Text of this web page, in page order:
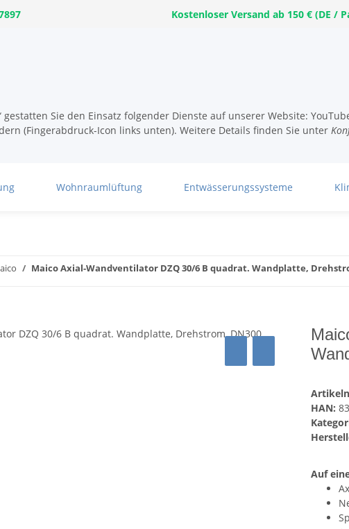
Kostenloser Versand ab 150 € (DE /
Sie den Einsatz folgender Dienste auf unserer Website:
(Fingerabdruck-Icon links unten). Weitere Details finden Sie unter
Wohnraumlüftung Entwässerungssysteme
Maico Axial-Wandventilator DZQ 30/6 B quadrat. Wandplatte,
HAN:
Auf